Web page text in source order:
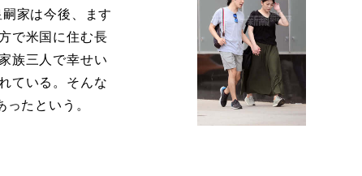
家は今後、ます
で米国に住む長
族三人で幸せい
ている。そんな
ったという。